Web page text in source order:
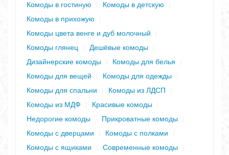
Комоды в гостиную Комоды в детскую
Комоды в прихожую
Комоды цвета венге и дуб молочный
Комоды глянец
Дешёвые комоды
Дизайнерские комоды
Комоды для белья
Комоды для вещей
Комоды для одежды
Комоды для спальни
Комоды из ЛДСП
Комоды из МДФ
Красивые комоды
Недорогие комоды
Прикроватные комоды
Комоды с дверцами
Комоды с полками
Комоды с ящиками
Современные комоды